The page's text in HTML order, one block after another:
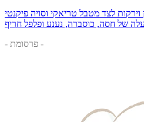
וירקות לצד מטבל טריאקי וסויה פיקנטי
של חסה, כוסברה, נענע ופלפל חריף
- פרסומת -